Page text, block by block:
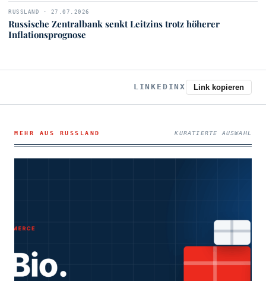
RUSSLAND · 27.07.2026
Russische Zentralbank senkt Leitzins trotz höherer
Inflationsprognose
LINKEDINX Link kopieren
MEHR AUS RUSSLAND KURATIERTE AUSWAHL